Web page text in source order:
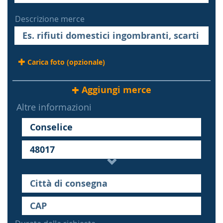
Descrizione merce
Carica foto (opzionale)
Aggiungi merce
Altre informazioni